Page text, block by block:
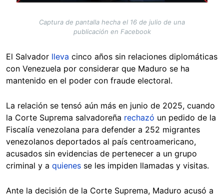
Captura de pantalla hecha el 16 de julio de una
publicación en Facebook
El Salvador lleva cinco años sin relaciones diplomáticas
con Venezuela por considerar que Maduro se ha
mantenido en el poder con fraude electoral.
La relación se tensó aún más en junio de 2025, cuando
la Corte Suprema salvadoreña rechazó un pedido de la
Fiscalía venezolana para defender a 252 migrantes
venezolanos deportados al país centroamericano,
acusados sin evidencias de pertenecer a un grupo
criminal y a quienes se les impiden llamadas y visitas.
Ante la decisión de la Corte Suprema, Maduro acusó a